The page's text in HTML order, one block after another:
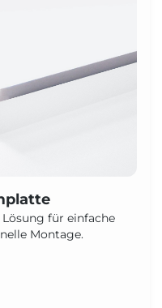
für einfache
Montage.